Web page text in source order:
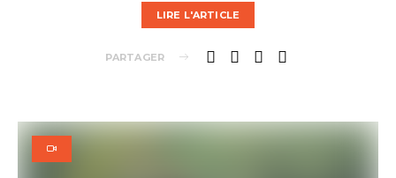
LIRE L'ARTICLE
PARTAGER